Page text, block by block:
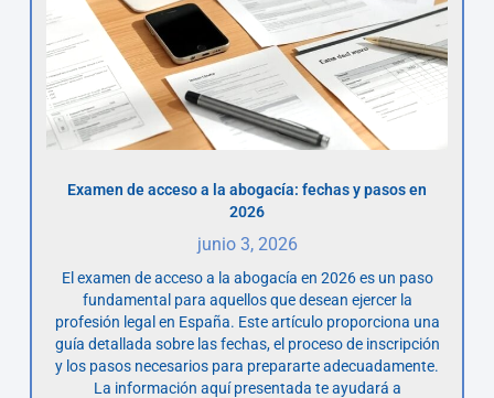
Examen de acceso a la abogacía: fechas y pasos en
2026
junio 3, 2026
El examen de acceso a la abogacía en 2026 es un paso
fundamental para aquellos que desean ejercer la
profesión legal en España. Este artículo proporciona una
guía detallada sobre las fechas, el proceso de inscripción
y los pasos necesarios para prepararte adecuadamente.
La información aquí presentada te ayudará a